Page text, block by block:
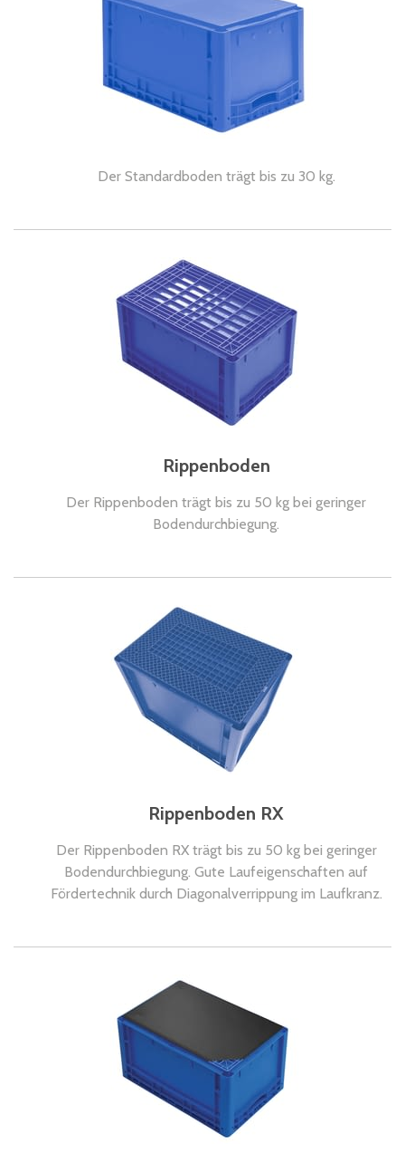
Der Standardboden trägt bis zu 30 kg.
Rippenboden
Der Rippenboden trägt bis zu 50 kg bei geringer
Bodendurchbiegung.
Rippenboden RX
Der Rippenboden RX trägt bis zu 50 kg bei geringer
Bodendurchbiegung. Gute Laufeigenschaften auf
Fördertechnik durch Diagonalverrippung im Laufkranz.